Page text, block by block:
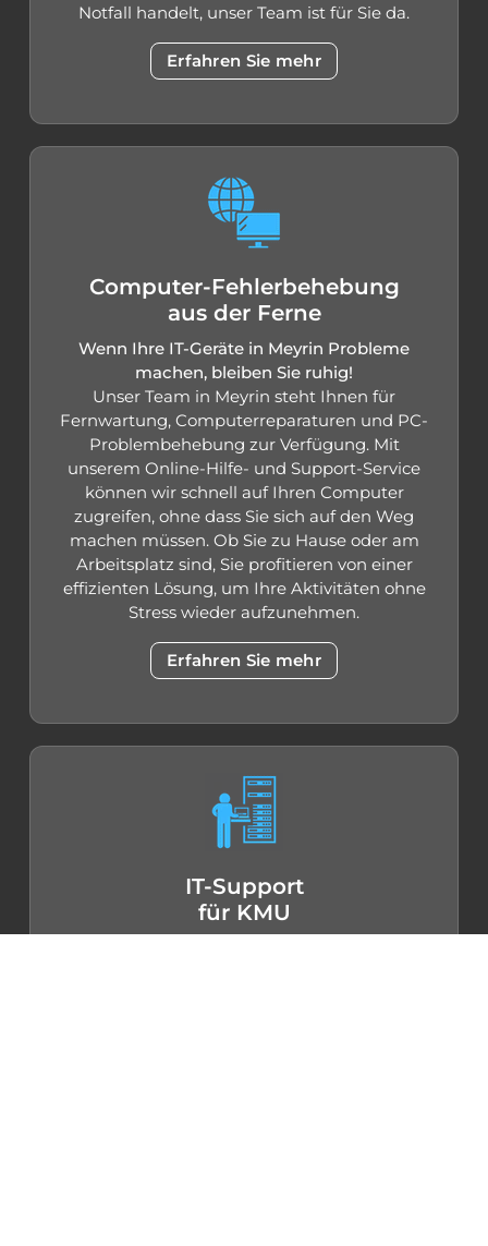
Notfall handelt, unser Team ist für Sie da.
Erfahren Sie mehr
Computer-Fehlerbehebung
aus der Ferne
Wenn Ihre IT-Geräte in Meyrin Probleme
machen, bleiben Sie ruhig!
Unser Team in Meyrin steht Ihnen für
Fernwartung, Computerreparaturen und PC-
Problembehebung zur Verfügung. Mit
unserem Online-Hilfe- und Support-Service
können wir schnell auf Ihren Computer
zugreifen, ohne dass Sie sich auf den Weg
machen müssen. Ob Sie zu Hause oder am
Arbeitsplatz sind, Sie profitieren von einer
effizienten Lösung, um Ihre Aktivitäten ohne
Stress wieder aufzunehmen.
Erfahren Sie mehr
IT-Support
für KMU